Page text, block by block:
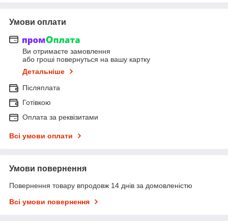
Умови оплати
Ви отримаєте замовлення
або гроші повернуться на вашу картку
Детальніше
Післяплата
Готівкою
Оплата за реквізитами
Всі умови оплати
Умови повернення
Повернення товару впродовж 14 днів за домовленістю
Всі умови повернення